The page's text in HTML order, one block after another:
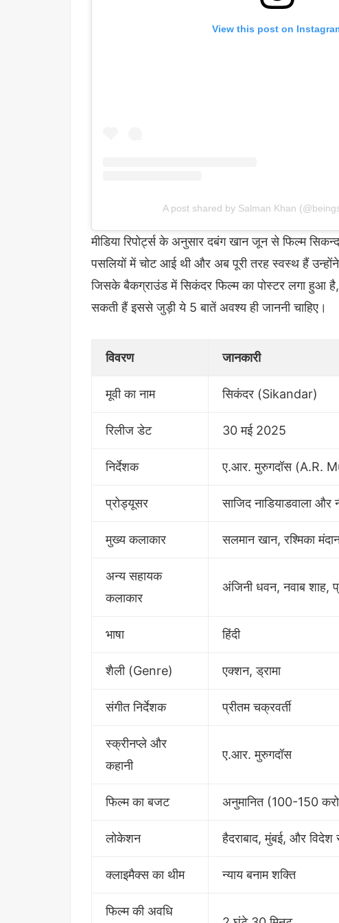
View this post on
A post shared by Salman Khan
मीडिया रिपोर्ट्स के अनुसार दबंग खान जून से फिल्म
पसलियों में चोट आई थी और अब पूरी तरह स्वस्थ हैं
जिसके बैकग्राउंड में सिकंदर फिल्म का पोस्टर लगा हुआ है,
सकती हैं इससे जुड़ी ये 5 बातें अवश्य ही जाननी चाहिए।
विवरण जानकारी
मूवी का नाम सिकंदर (Sikandar)
रिलीज डेट 30 मई 2025
निर्देशक ए.आर. मुरुगदॉस (A.R.
प्रोड्यूसर साजिद नाडियाडवाला और
मुख्य कलाकार सलमान खान, रश्मिका
अन्य सहायक
कलाकार
अंजिनी धवन, नवाब शाह,
भाषा हिंदी
शैली (Genre) एक्शन, ड्रामा
संगीत निर्देशक प्रीतम चक्रवर्ती
स्क्रीनप्ले और
कहानी
ए.आर. मुरुगदॉस
फिल्म का बजट अनुमानित (100-150
लोकेशन हैदराबाद, मुंबई, और विदेश
क्लाइमैक्स का थीम न्याय बनाम शक्ति
फिल्म की अवधि